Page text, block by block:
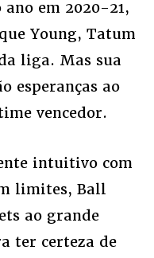
em 2020-21,
Young, Tatum
liga. Mas sua
esperanças ao
vencedor.
intuitivo com
limites, Ball
ao grande
ter certeza de